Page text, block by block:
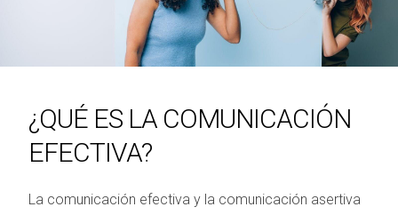
¿QUÉ ES LA COMUNICACIÓN
EFECTIVA?
La comunicación efectiva y la comunicación asertiva